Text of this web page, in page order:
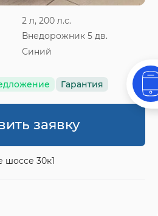
2 л, 200 л.с.
Внедорожник 5 дв.
Синий
Гарантия
заявку
шоссе 30к1